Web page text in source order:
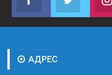
Join us on Facebook
Join us
АДРЕС